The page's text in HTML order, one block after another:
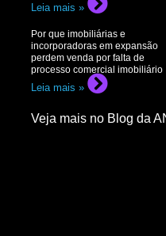
Leia mais »
Por que imobiliárias e
incorporadoras em expansão
perdem venda por falta de
processo comercial imobiliário
Leia mais »
Veja mais no Blog da